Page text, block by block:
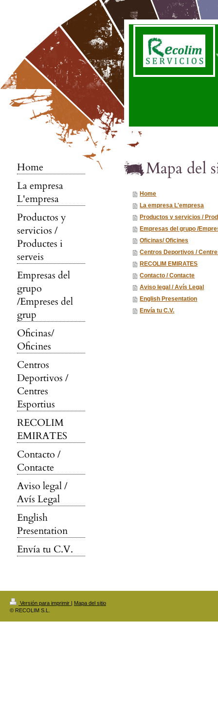
Home
La empresa
L'empresa
Productos y
servicios /
Productes i
serveis
Empresas del
grupo
/Empreses del
grup
Oficinas/
Oficines
Centros
Deportivos /
Centres
Esportius
RECOLIM
EMIRATES
Contacto /
Contacte
Aviso legal /
Avís Legal
English
Presentation
Envía tu C.V.
Mapa del
Home
La empresa L'empresa
Productos y servicios /
Empresas del grupo /
Oficinas/ Oficines
Centros Deportivos /
RECOLIM EMIRATES
Contacto / Contacte
Aviso legal / Avís Legal
English Presentation
Envía tu C.V.
Versión para imprimir | Mapa del sitio
© RECOLIM S.L.